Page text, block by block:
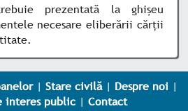
prezentată la ghișeu
necesare eliberării cărții
| Stare civilă| Despre noi|
interes public| Contact